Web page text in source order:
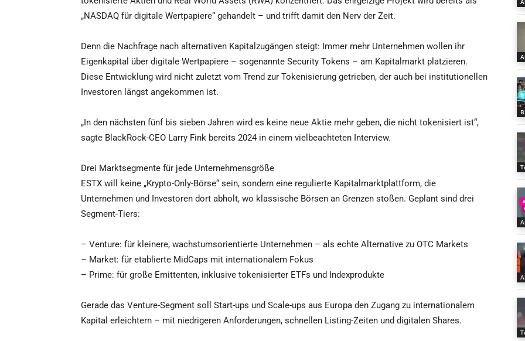
„NASDAQ für digitale Wertpapiere“ gehandelt – und trifft damit den Nerv der Zeit.
Denn die Nachfrage nach alternativen Kapitalzugängen steigt: Immer mehr Unternehmen wollen ihr
Eigenkapital über digitale Wertpapiere – sogenannte Security Tokens – am Kapitalmarkt platzieren.
Diese Entwicklung wird nicht zuletzt vom Trend zur Tokenisierung getrieben, der auch bei institutionellen
Investoren längst angekommen ist.
„In den nächsten fünf bis sieben Jahren wird es keine neue Aktie mehr geben, die nicht tokenisiert ist“,
sagte BlackRock-CEO Larry Fink bereits 2024 in einem vielbeachteten Interview.
Drei Marktsegmente für jede Unternehmensgröße
ESTX will keine „Krypto-Only-Börse“ sein, sondern eine regulierte Kapitalmarktplattform, die
Unternehmen und Investoren dort abholt, wo klassische Börsen an Grenzen stoßen. Geplant sind drei
Segment-Tiers:
– Venture: für kleinere, wachstumsorientierte Unternehmen – als echte Alternative zu OTC Markets
– Market: für etablierte MidCaps mit internationalem Fokus
– Prime: für große Emittenten, inklusive tokenisierter ETFs und Indexprodukte
Gerade das Venture-Segment soll Start-ups und Scale-ups aus Europa den Zugang zu internationalem
Kapital erleichtern – mit niedrigeren Anforderungen, schnellen Listing-Zeiten und digitalen Shares.